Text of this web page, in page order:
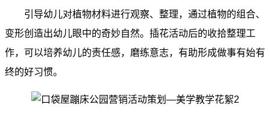
引导幼儿对植物材料进行观察、整理，通过植物的组合、
变形创造出幼儿眼中的奇妙自然。插花活动后的收拾整理工
作，可以培养幼儿的责任感，磨练意志，有助形成做事有始有
终的好习惯。